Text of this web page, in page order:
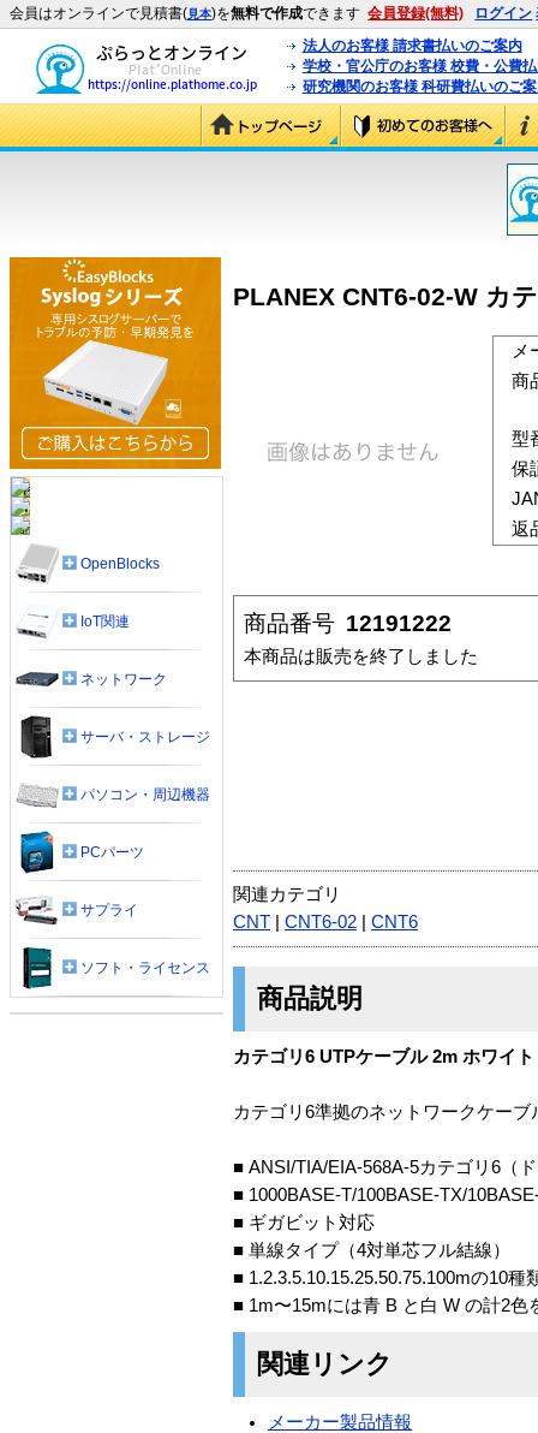
会員はオンラインで見積書(見本)を無料で作成できます 会員登録(無料) ログイン
法人のお客様 請求書払いのご案内
学校・官公庁のお客様 校費・公費
研究機関のお客様 科研費払いのご
PLANEX CNT6-02-W カ
メ
商
型
保
返
商品番号 12191222
本商品は販売を終了しました
関連カテゴリ
CNT
CNT6-02 CNT6
商品説明
カテゴリ6 UTPケーブル 2m ホワイト
カテゴリ6準拠のネットワークケーブ
■ ANSI/TIA/EIA-568A-5カテゴリ6（
■ 1000BASE-T/100BASE-TX/
■ ギガビット対応
■ 単線タイプ（4対単芯フル結線）
■ 1.2.3.5.10.15.25.50.75.100mの10種
■ 1m〜15mには青 B と白 W の計2色
関連リンク
メーカー製品情報
OpenBlocks
IoT関連
ネットワーク
サーバ・ストレージ
パソコン・周辺機器
PCパーツ
サプライ
ソフト・ライセンス